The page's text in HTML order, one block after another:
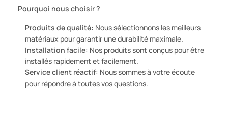
Pourquoi nous choisir ?
Produits de qualité: Nous sélectionnons les meilleurs
matériaux pour garantir une durabilité maximale.
Installation facile: Nos produits sont conçus pour être
installés rapidement et facilement.
Service client réactif: Nous sommes à votre écoute
pour répondre à toutes vos questions.